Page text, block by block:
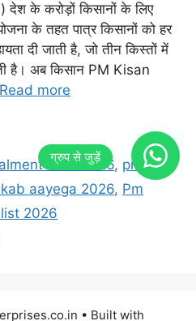
के करोड़ों किसानों के लिए
के तहत पात्र किसानों को हर
दी जाती है, जो तीन किस्तों में
है। अब किसान PM Kisan
Read more
date 2026, pm
aayega 2026, Pm
2026
• Built with